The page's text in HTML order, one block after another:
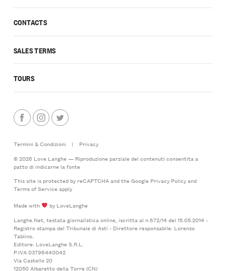
CONTACTS
SALES TERMS
TOURS
Termini & Condizioni |
Privacy
© 2026 Love Langhe — Riproduzione parziale dei contenuti consentita a
patto di indicarne la fonte
This site is protected by reCAPTCHA and the Google Privacy Policyand
Terms of Serviceapply
Made with
by LoveLanghe
Langhe.Net, testata giornalistica online, iscritta al n.672/14 del 15.05.2014 -
Registro stampa del Tribunale di Asti - Direttore responsabile: Lorenzo
Tablino.
Editore: LoveLanghe S.R.L.
P.IVA 03796440042
Via Castello 20
12050 Albaretto della Torre (CN)